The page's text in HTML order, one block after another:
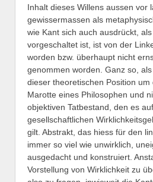
Inhalt dieses Willens aussen vor
gewissermassen als
wie Kant sich auch ausdrückt, als
vorgeschaltet ist, ist von der
worden bzw. überhaupt nicht
genommen worden. Ganz so,
dieser theoretischen Position um
Marotte eines Philosophen und
objektiven Tatbestand, den es
gesellschaftlichen
gilt. Abstrakt, das hiess für den
immer so viel wie unwirklich,
ausgedacht und konstruiert.
Vorstellung von Wirklichkeit zu